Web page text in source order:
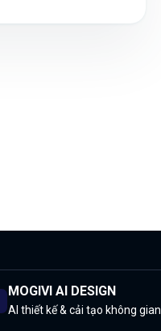
MOGIVI AI DESIGN
AI thiết kế & cải tạo không gian